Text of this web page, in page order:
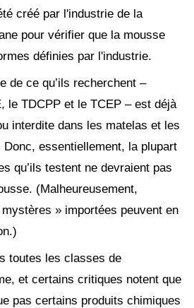
créé par l'industrie de la
pour vérifier que la mousse
définies par l'industrie.
de ce qu’ils recherchent –
le TDCPP et le TCEP – est déjà
interdite dans les matelas et les
essentiellement, la plupart
qu’ils testent ne devraient pas
(Malheureusement,
» importées peuvent en
toutes les classes de
et certains critiques notent que
pas certains produits chimiques